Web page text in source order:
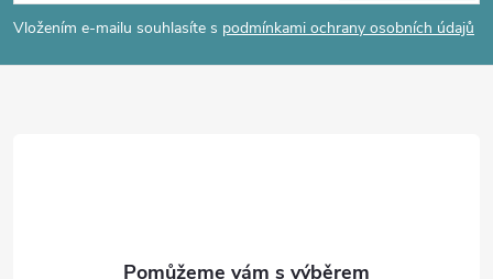
p
a
Vložením e-mailu souhlasíte s podmínkami ochrany osobních údajů